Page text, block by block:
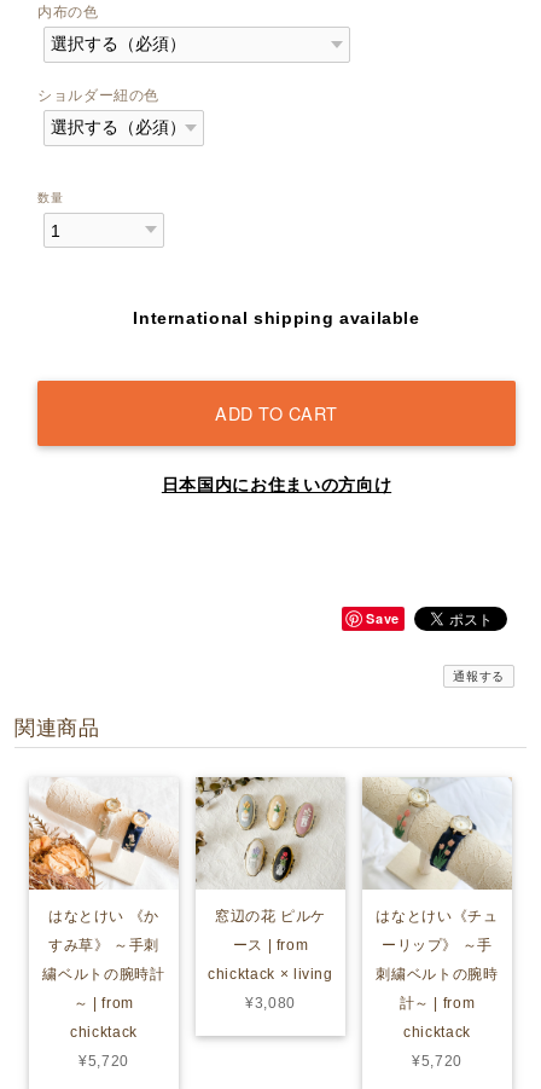
内布の色
ショルダー紐の色
数量
International shipping available
ADD TO CART
日本国内にお住まいの方向け
Save
通報する
関連商品
はなとけい 《か
すみ草》 ～手刺
繍ベルトの腕時計
～ | from
chicktack
¥5,720
窓辺の花 ピルケ
ース | from
chicktack × living
¥3,080
はなとけい《チュ
ーリップ》 ～手
刺繍ベルトの腕時
計～ | from
chicktack
¥5,720